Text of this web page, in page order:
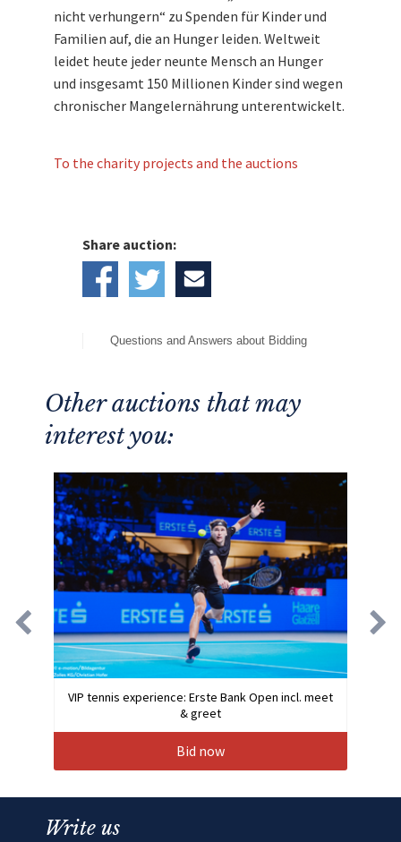
nicht verhungern“ zu Spenden für Kinder und
Familien auf, die an Hunger leiden. Weltweit
leidet heute jeder neunte Mensch an Hunger
und insgesamt 150 Millionen Kinder sind wegen
chronischer Mangelernährung unterentwickelt.
To the charity projects and the auctions
Share auction:
Questions and Answers about Bidding
Other auctions that may
interest you:
VIP tennis experience: Erste Bank Open incl. meet
& greet
Bid now
Write us